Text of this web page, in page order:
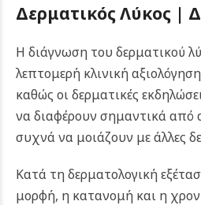
Δερματικός Λύκος |
Η διάγνωση του δερματικού
λεπτομερή κλινική
καθώς οι δερματικές
να διαφέρουν σημαντικά από
συχνά να μοιάζουν με άλλες
Κατά τη δερματολογική
μορφή, η κατανομή και η